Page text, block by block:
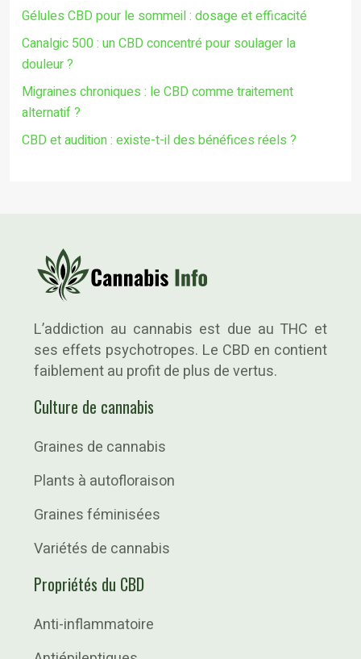
Gélules CBD pour le sommeil : dosage et efficacité
Canalgic 500 : un CBD concentré pour soulager la
douleur ?
Migraines chroniques : le CBD comme traitement
alternatif ?
CBD et audition : existe-t-il des bénéfices réels ?
L’addiction au cannabis est due au THC et
ses effets psychotropes. Le CBD en contient
faiblement au profit de plus de vertus.
Culture de cannabis
Graines de cannabis
Plants à autofloraison
Graines féminisées
Variétés de cannabis
Propriétés du CBD
Anti-inflammatoire